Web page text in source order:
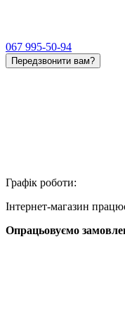
067 995-50-94
Передзвонити вам?
Графік роботи:
Інтернет-магазин
Опрацьовуємо